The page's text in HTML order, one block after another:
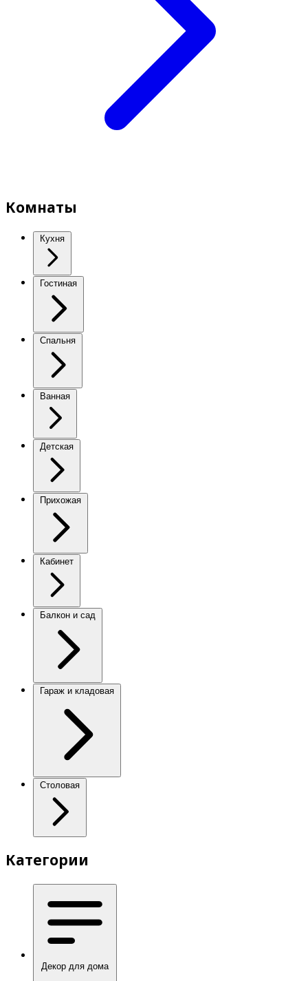
Комнаты
Кухня
Гостиная
Спальня
Ванная
Детская
Прихожая
Кабинет
Балкон и сад
Гараж и кладовая
Столовая
Категории
Декор для дома